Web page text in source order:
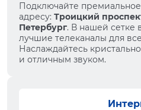
Подключайте
адресу: Троицкий
Петербург. В нашей сетке
лучшие телеканалы для
Наслаждайтесь
и отличным звуком.